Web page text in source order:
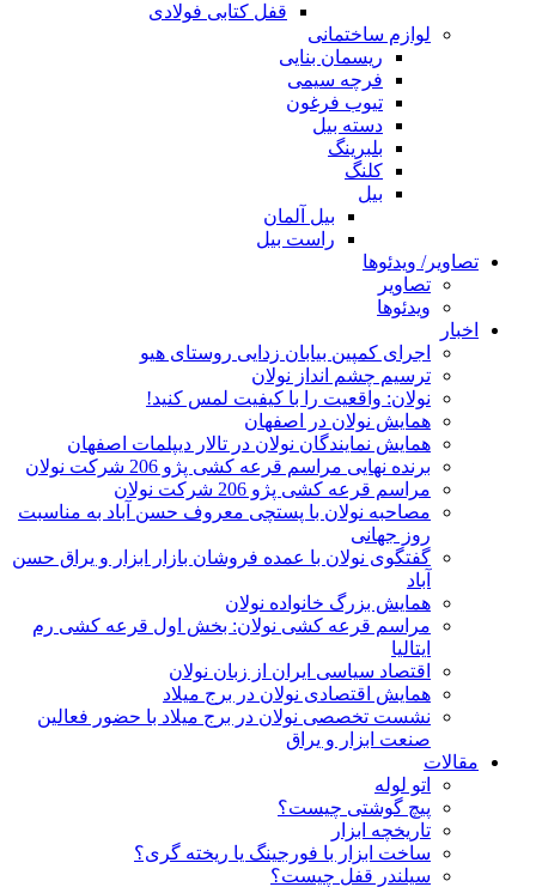
قفل کتابی فولادی
لوازم ساختمانی
ریسمان بنایی
فرچه سیمی
تیوب فرغون
دسته بیل
بلبرينگ
کلنگ
بیل
بیل آلمان
راست بیل
تصاویر/ ویدئوها
تصاویر
ویدئوها
اخبار
اجرای کمپین بیابان زدایی روستای هیو
ترسیم چشم انداز نولان
نولان: واقعیت را با کیفیت لمس کنید!
همایش نولان در اصفهان
همایش نمایندگان نولان در تالار دیپلمات اصفهان
برنده نهایی مراسم قرعه کشی پژو 206 شرکت نولان
مراسم قرعه کشی پژو 206 شرکت نولان
مصاحبه نولان با پستچی معروف حسن آباد به مناسبت
روز جهانی
گفتگوی نولان با عمده فروشان بازار ابزار و یراق حسن
آباد
همایش بزرگ خانواده نولان
مراسم قرعه کشی نولان: بخش اول قرعه کشی رم
ایتالیا
اقتصاد سیاسی ایران از زبان نولان
همایش اقتصادی نولان در برج میلاد
نشست تخصصی نولان در برج میلاد با حضور فعالین
صنعت ابزار و یراق
مقالات
اتو لوله
پیچ گوشتی چیست؟
تاریخچه ابزار
ساخت ابزار با فورجینگ یا ریخته گری؟
سیلندر قفل چیست؟